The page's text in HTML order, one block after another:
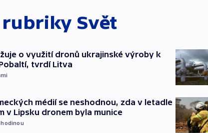
rubriky Svět
o využití dronů ukrajinské výroby k
tvrdí Litva
médií se neshodnou, zda v letadle
v Lipsku dronem byla munice
hodinou